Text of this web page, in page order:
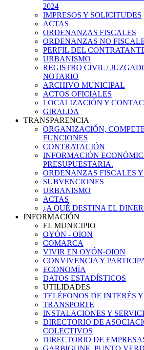
2024
IMPRESOS Y SOLICITUDES
ACTAS
ORDENANZAS FISCALES
ORDENANZAS NO
PERFIL DEL
URBANISMO
REGISTRO CIVIL /
NOTARIO
ARCHIVO MUNICIPAL
ACTOS OFICIALES
LOCALIZACIÓN Y
GIRALDA
TRANSPARENCIA
ORGANIZACIÓN,
FUNCIONES
CONTRATACIÓN
INFORMACIÓN
PRESUPUESTARIA.
ORDENANZAS FISCALES
SUBVENCIONES
URBANISMO
ACTAS
¿A QUÉ DESTINA EL
INFORMACIÓN
EL MUNICIPIO
OYÓN - OION
COMARCA
VIVIR EN OYÓN-OION
CONVIVENCIA Y
ECONOMÍA
DATOS ESTADÍSTICOS
UTILIDADES
TELÉFONOS DE INTERÉS
TRANSPORTE
INSTALACIONES Y
DIRECTORIO DE
COLECTIVOS
DIRECTORIO DE
GARBIGUNE, PUNTO